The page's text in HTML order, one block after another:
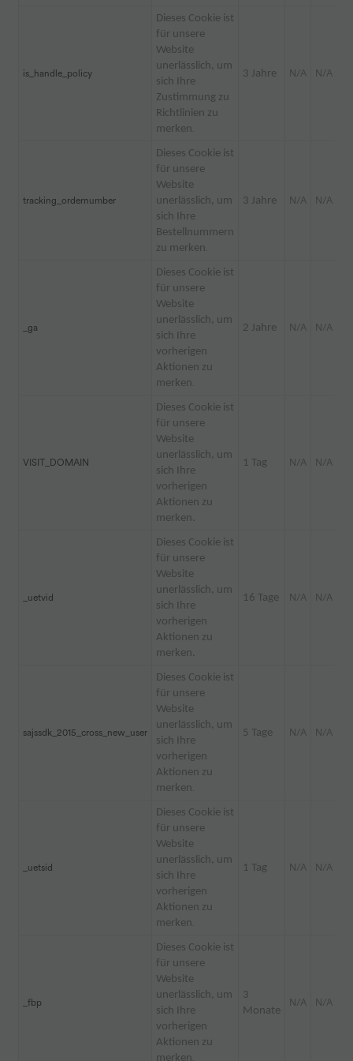
is_handle_policy
Dieses Cookie ist
für unsere
Website
unerlässlich, um
sich Ihre
Zustimmung zu
Richtlinien zu
merken.
3 Jahre N/A N/A
tracking_ordernumber
Dieses Cookie ist
für unsere
Website
unerlässlich, um
sich Ihre
Bestellnummern
zu merken.
3 Jahre N/A N/A
_ga
Dieses Cookie ist
für unsere
Website
unerlässlich, um
sich Ihre
vorherigen
Aktionen zu
merken.
2 Jahre N/A N/A
VISIT_DOMAIN
Dieses Cookie ist
für unsere
Website
unerlässlich, um
sich Ihre
vorherigen
Aktionen zu
merken.
1 Tag N/A N/A
_uetvid
Dieses Cookie ist
für unsere
Website
unerlässlich, um
sich Ihre
vorherigen
Aktionen zu
merken.
16 Tage N/A N/A
sajssdk_2015_cross_new_user
Dieses Cookie ist
für unsere
Website
unerlässlich, um
sich Ihre
vorherigen
Aktionen zu
merken.
5 Tage N/A N/A
_uetsid
Dieses Cookie ist
für unsere
Website
unerlässlich, um
sich Ihre
vorherigen
Aktionen zu
merken.
1 Tag N/A N/A
_fbp
Dieses Cookie ist
für unsere
Website
unerlässlich, um
sich Ihre
vorherigen
Aktionen zu
merken.
3
Monate
N/A N/A